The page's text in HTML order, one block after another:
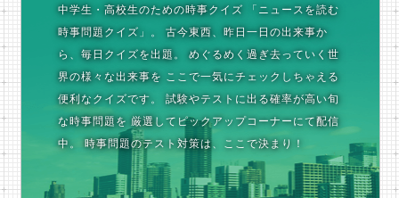
中学生・高校生のための時事クイズ 「ニュースを読む
時事問題クイズ」。
古今東西、昨日一日の出来事か
ら、毎日クイズを出題。
めぐるめく過ぎ去っていく世
界の様々な出来事を ここで一気にチェックしちゃえる
便利なクイズです。
試験やテストに出る確率が高い旬
な時事問題を 厳選してピックアップコーナーにて配信
中。
時事問題のテスト対策は、ここで決まり！